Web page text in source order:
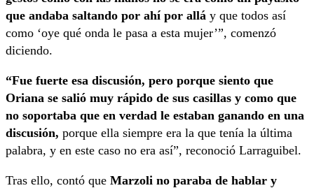
que andaba saltando por ahí por allá y que todos así
como ‘oye qué onda le pasa a esta mujer’”, comenzó
diciendo.
“Fue fuerte esa discusión, pero porque siento que
Oriana se salió muy rápido de sus casillas y como que
no soportaba que en verdad le estaban ganando en una
discusión, porque ella siempre era la que tenía la última
palabra, y en este caso no era así”, reconoció Larraguibel.
Tras ello, contó que Marzoli no paraba de hablar y